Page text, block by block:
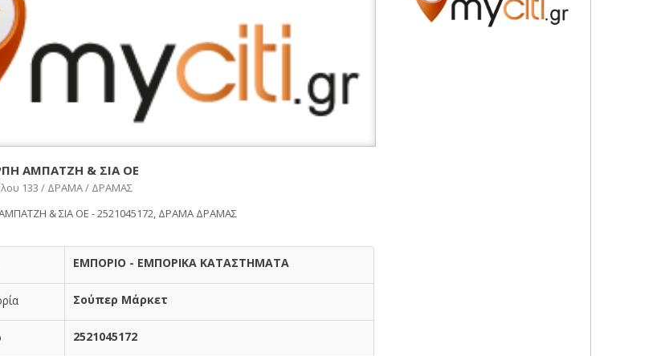
ΑΜΠΑΤΖΗ & ΣΙΑ ΟΕ
133 / ΔΡΑΜΑ / ΔΡΑΜΑΣ
& ΣΙΑ ΟΕ - 2521045172, ΔΡΑΜΑ ΔΡΑΜΑΣ
ΕΜΠΟΡΙΟ - ΕΜΠΟΡΙΚΑ ΚΑΤΑΣΤΗΜΑΤΑ
Σούπερ Μάρκετ
2521045172